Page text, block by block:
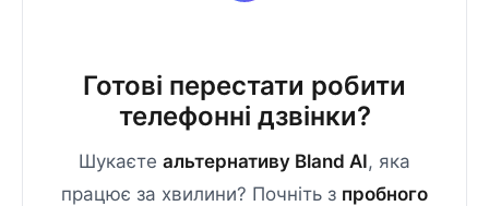
Готові перестати робити
телефонні дзвінки?
Шукаєте альтернативу Bland AI, яка
працює за хвилини? Почніть з пробного